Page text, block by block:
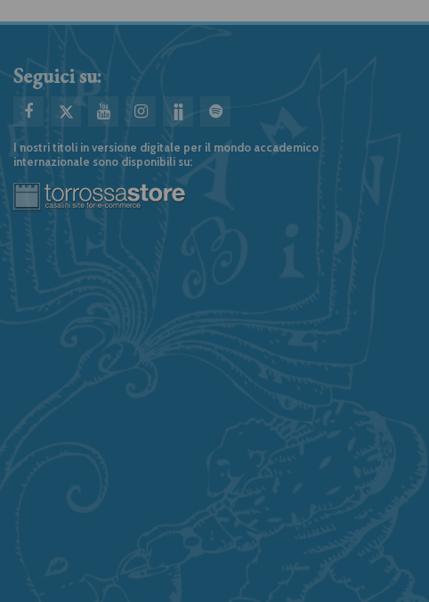
Seguici su:
I nostri titoli in versione digitale per il mondo accademico
internazionale sono disponibili su: